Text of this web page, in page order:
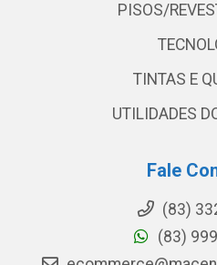
PISOS/
TINTAS E
UTILIDADES
Fale
(83)
(83)